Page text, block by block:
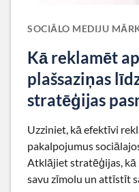
SOCIĀLO MEDIJU
Kā reklamēt
plašsaziņas
stratēģijas
Uzziniet, kā efektīvi
pakalpojumus
Atklājiet stratēģijas,
savu zīmolu un attīstīt